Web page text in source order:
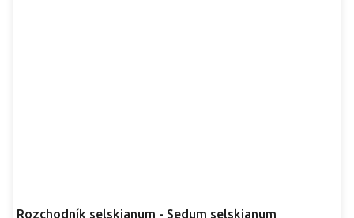
Rozchodník selskianum - Sedum selskianum